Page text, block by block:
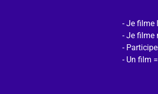
Je filme
Je filme
Un film